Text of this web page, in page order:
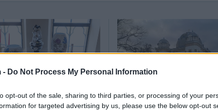
- Do Not Process My Personal Information
opt-out of the sale, sharing to third parties, or processing of your
for targeted advertising by us, please use the below opt-out
22.13:00 2023. december 3.11:00